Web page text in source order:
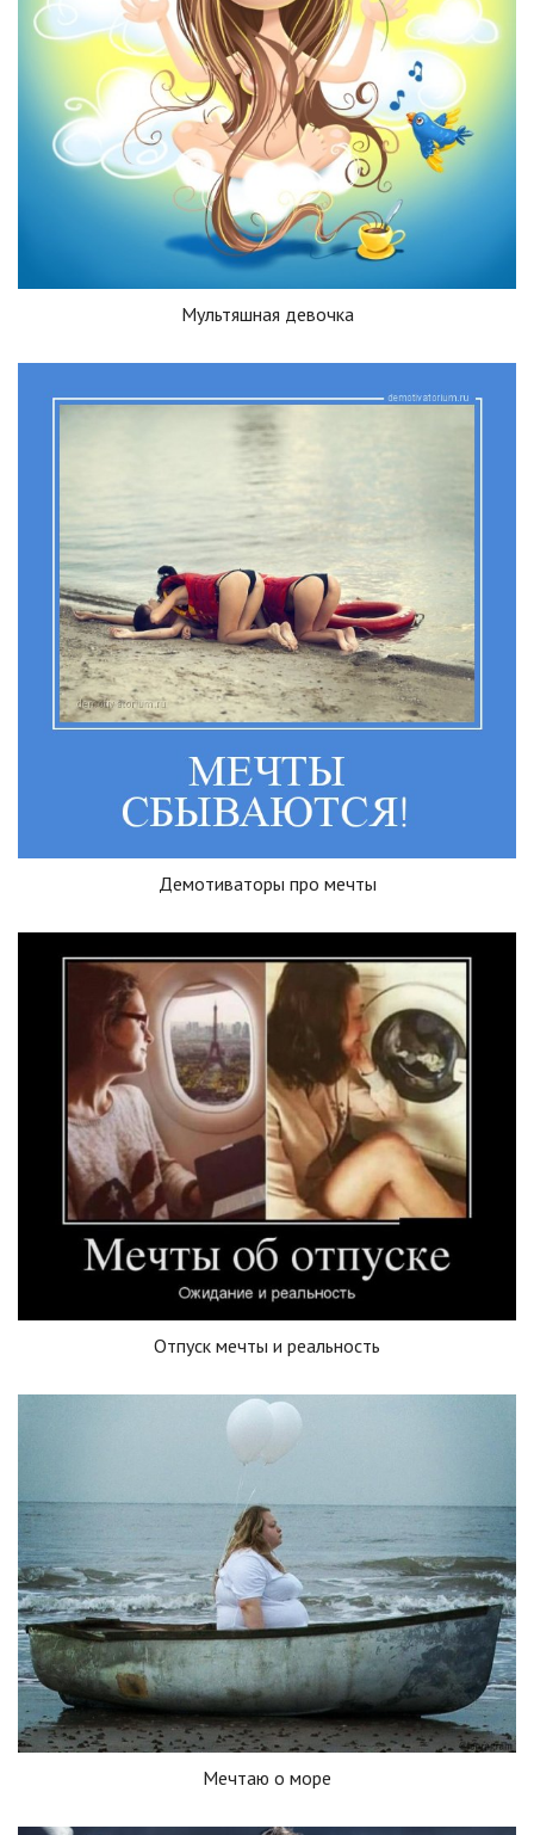
Мультяшная девочка
Демотиваторы про мечты
Отпуск мечты и реальность
Мечтаю о море